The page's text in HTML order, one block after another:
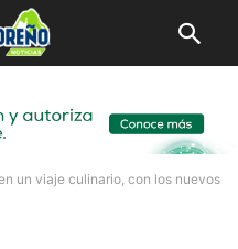
un viaje culinario, con los nuevos